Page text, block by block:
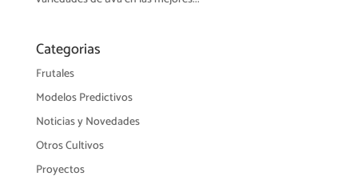
Categorias
Frutales
Modelos Predictivos
Noticias y Novedades
Otros Cultivos
Proyectos